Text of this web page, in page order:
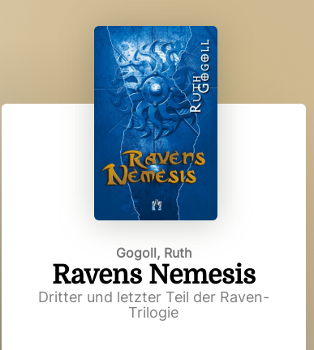
Gogoll, Ruth
Ravens Nemesis
Dritter und letzter Teil der Raven-
Trilogie